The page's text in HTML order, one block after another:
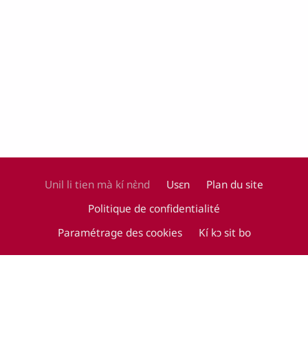
Footer
Unil li tien mà kí nɛ̀nd Usɛn
Plan du site
Politique de confidentialité
Paramétrage des cookies
Kí kɔ sit bo